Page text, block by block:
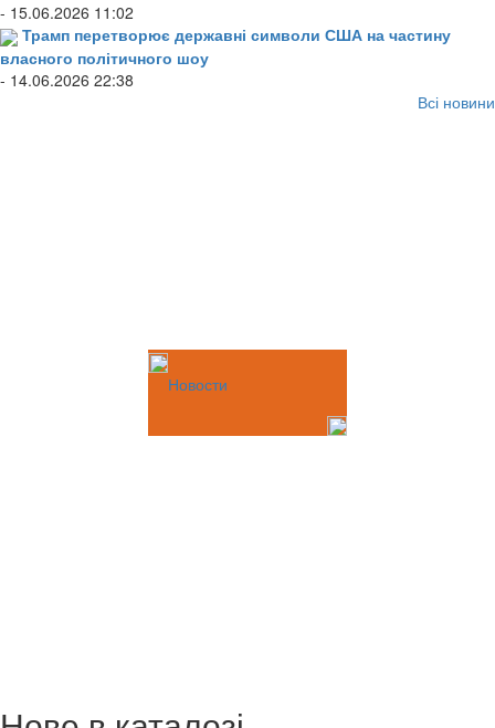
- 15.06.2026 11:02
Трамп перетворює державні символи США на частину
власного політичного шоу
- 14.06.2026 22:38
Всі новини
Новости